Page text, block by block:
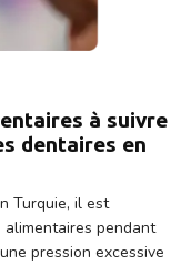
à suivre
dentaires en
Turquie, il est
pendant
pression excessive